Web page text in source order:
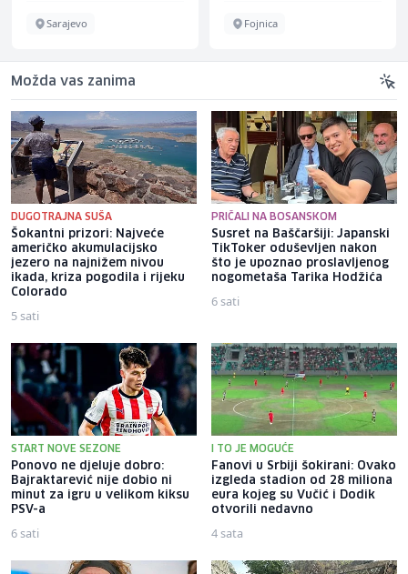
Sarajevo Fojnica
Možda vas zanima
DUGOTRAJNA SUŠA
Šokantni prizori: Najveće
američko akumulacijsko
jezero na najnižem nivou
ikada, kriza pogodila i rijeku
Colorado
5 sati
PRIČALI NA BOSANSKOM
Susret na Baščaršiji: Japanski
TikToker oduševljen nakon
što je upoznao proslavljenog
nogometaša Tarika Hodžića
6 sati
START NOVE SEZONE
Ponovo ne djeluje dobro:
Bajraktarević nije dobio ni
minut za igru u velikom kiksu
PSV-a
6 sati
I TO JE MOGUĆE
Fanovi u Srbiji šokirani: Ovako
izgleda stadion od 28 miliona
eura kojeg su Vučić i Dodik
otvorili nedavno
4 sata